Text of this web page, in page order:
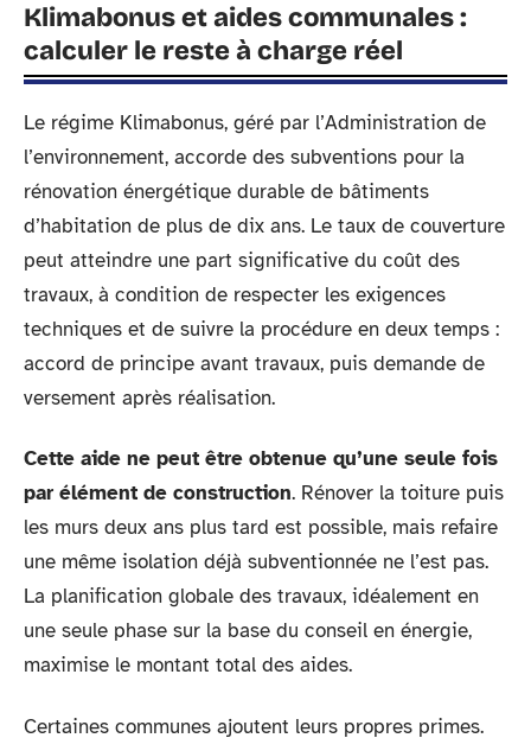
Klimabonus et aides communales :
calculer le reste à charge réel
Le régime Klimabonus, géré par l’Administration de
l’environnement, accorde des subventions pour la
rénovation énergétique durable de bâtiments
d’habitation de plus de dix ans. Le taux de couverture
peut atteindre une part significative du coût des
travaux, à condition de respecter les exigences
techniques et de suivre la procédure en deux temps :
accord de principe avant travaux, puis demande de
versement après réalisation.
Cette aide ne peut être obtenue qu’une seule fois
par élément de construction. Rénover la toiture puis
les murs deux ans plus tard est possible, mais refaire
une même isolation déjà subventionnée ne l’est pas.
La planification globale des travaux, idéalement en
une seule phase sur la base du conseil en énergie,
maximise le montant total des aides.
Certaines communes ajoutent leurs propres primes.